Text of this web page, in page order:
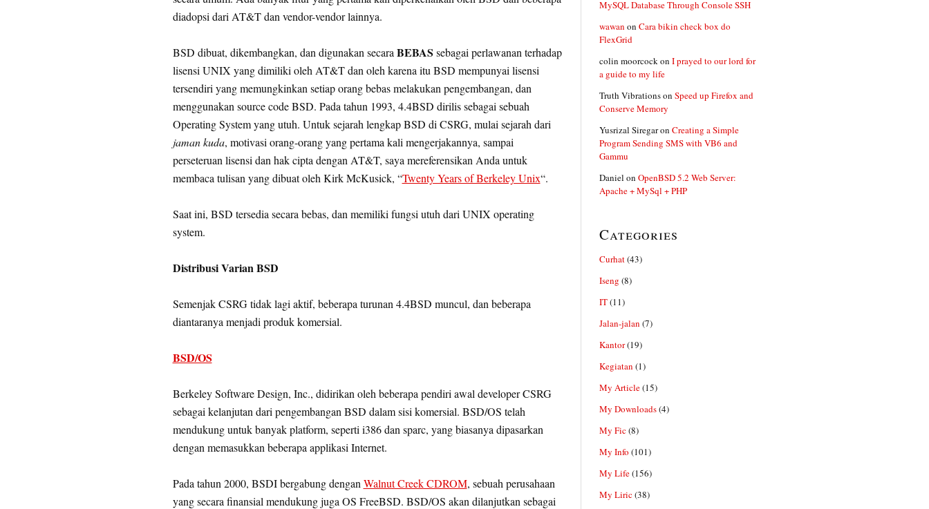
diadopsi dari AT&T dan vendor-vendor lainnya.
BSD dibuat, dikembangkan, dan digunakan secara BEBAS sebagai perlawanan terhadap
lisensi UNIX yang dimiliki oleh AT&T dan oleh karena itu BSD mempunyai lisensi
tersendiri yang memungkinkan setiap orang bebas melakukan pengembangan, dan
menggunakan source code BSD. Pada tahun 1993, 4.4BSD dirilis sebagai sebuah
Operating System yang utuh. Untuk sejarah lengkap BSD di CSRG, mulai sejarah dari
jaman kuda, motivasi orang-orang yang pertama kali mengerjakannya, sampai
perseteruan lisensi dan hak cipta dengan AT&T, saya mereferensikan Anda untuk
membaca tulisan yang dibuat oleh Kirk McKusick, “Twenty Years of Berkeley Unix“.
Saat ini, BSD tersedia secara bebas, dan memiliki fungsi utuh dari UNIX operating
system.
Distribusi Varian BSD
Semenjak CSRG tidak lagi aktif, beberapa turunan 4.4BSD muncul, dan beberapa
diantaranya menjadi produk komersial.
BSD/OS
Berkeley Software Design, Inc., didirikan oleh beberapa pendiri awal developer CSRG
sebagai kelanjutan dari pengembangan BSD dalam sisi komersial. BSD/OS telah
mendukung untuk banyak platform, seperti i386 dan sparc, yang biasanya dipasarkan
dengan memasukkan beberapa applikasi Internet.
Pada tahun 2000, BSDI bergabung dengan Walnut Creek CDROM, sebuah perusahaan
yang secara finansial mendukung juga OS FreeBSD. BSD/OS akan dilanjutkan sebagai
MySQL Database Through Console SSH
wawan on Cara bikin check box do
FlexGrid
colin moorcockon I prayed to our lord for
a guide to my life
Truth Vibrationson Speed up Firefox and
Conserve Memory
Yusrizal Siregaron Creating a Simple
Program Sending SMS with VB6 and
Gammu
Daniel on OpenBSD 5.2 Web Server:
Apache + MySql + PHP
Categories
Curhat(43)
Iseng (8)
IT(11)
Jalan-jalan (7)
Kantor(19)
Kegiatan (1)
My Article(15)
My Downloads(4)
My Fic(8)
My Info (101)
My Life(156)
My Liric(38)